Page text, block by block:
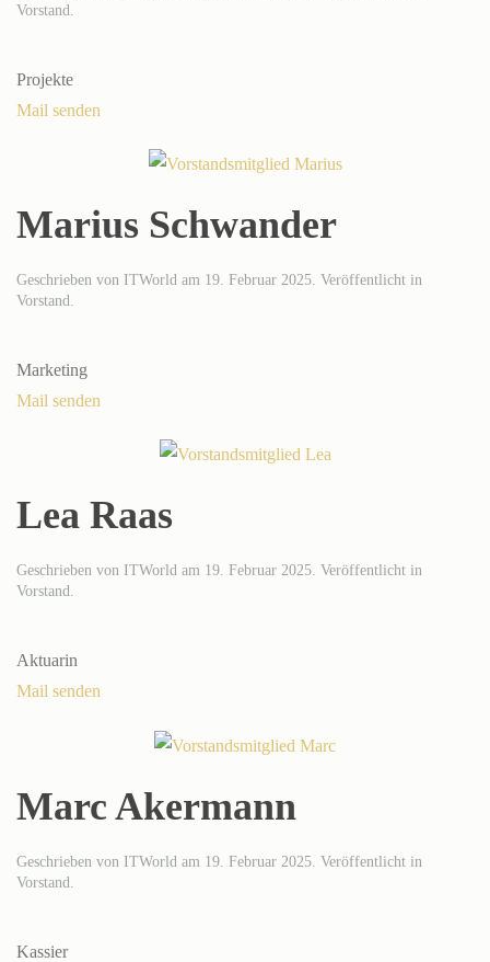
Vorstand
Projekte
Mail senden
Marius Schwander
Geschrieben von ITWorld am 19. Februar 2025 . Veröffentlicht in
Vorstand
Marketing
Mail senden
Lea Raas
Geschrieben von ITWorld am 19. Februar 2025. Veröffentlicht in
Vorstand.
Aktuarin
Mail senden
Marc Akermann
Geschrieben von ITWorld am 19. Februar 2025 . Veröffentlicht in
Vorstand
Kassier